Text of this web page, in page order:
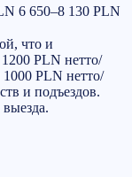
6 650–8 130 PLN
что и
PLN нетто/
PLN нетто/
и подъездов.